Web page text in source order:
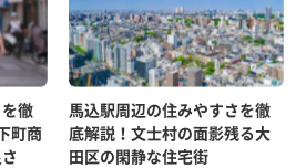
徹
町商
馬込駅周辺の住みやすさを徹
底解説！文士村の面影残る大
田区の閑静な住宅街